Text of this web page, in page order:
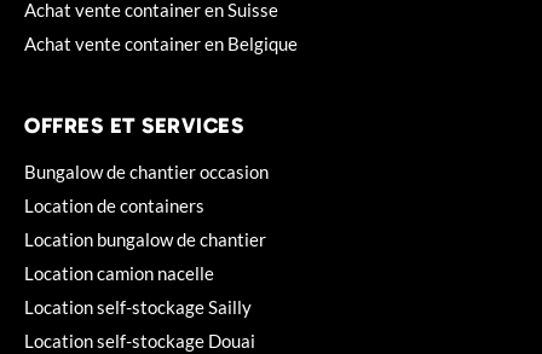
Achat vente container en Suisse
Achat vente container en Belgique
OFFRES ET SERVICES
Bungalow de chantier occasion
Location de containers
Location bungalow de chantier
Location camion nacelle
Location self-stockage Sailly
Location self-stockage Douai